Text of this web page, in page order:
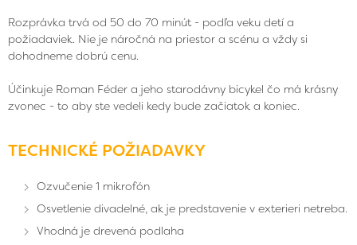
Rozprávka trvá od 50 do 70 minút - podľa veku detí a
požiadaviek. Nie je náročná na priestor a scénu a vždy si
dohodneme dobrú cenu.
Účinkuje Roman Féder a jeho starodávny bicykel čo má krásny
zvonec - to aby ste vedeli kedy bude začiatok a koniec.
TECHNICKÉ POŽIADAVKY
Ozvučenie 1 mikrofón
Osvetlenie divadelné, ak je predstavenie v exterieri netreba.
Vhodná je drevená podlaha